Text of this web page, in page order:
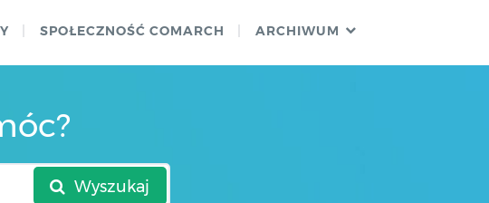
SPOŁECZNOŚĆ COMARCH ARCHIWUM
Wyszukaj